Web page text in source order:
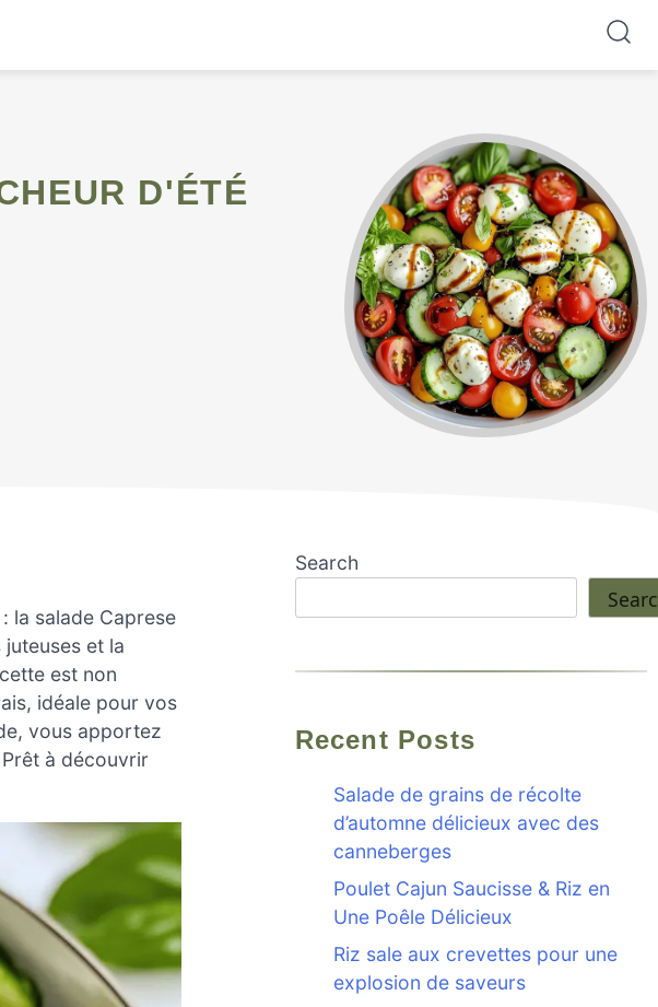
la salade Caprese
et la
est non
idéale pour vos
vous apportez
à découvrir
Search
Recent Posts
Salade de grains de récolte
d’automne délicieux avec des
canneberges
Poulet Cajun Saucisse & Riz en
Une Poêle Délicieux
Riz sale aux crevettes pour une
explosion de saveurs